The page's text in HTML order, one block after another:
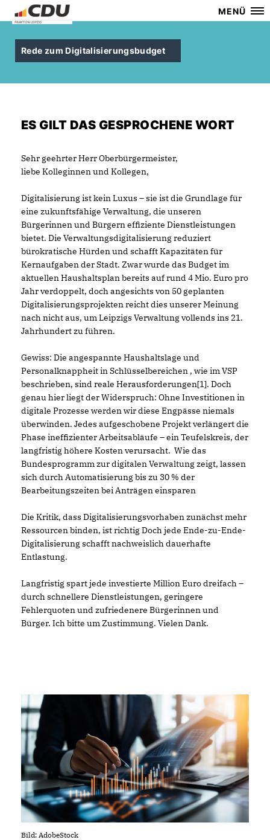
MENÜ
Rede zum Digitalisierungsbudget
ES GILT DAS GESPROCHENE WORT
Sehr geehrter Herr Oberbürgermeister,
liebe Kolleginnen und Kollegen,
Digitalisierung ist kein Luxus – sie ist die Grundlage für
eine zukunftsfähige Verwaltung, die unseren
Bürgerinnen und Bürgern effiziente Dienstleistungen
bietet. Die Verwaltungsdigitalisierung reduziert
bürokratische Hürden und schafft Kapazitäten für
Kernaufgaben der Stadt. Zwar wurde das Budget im
aktuellen Haushaltsplan bereits auf rund 4 Mio. Euro pro
Jahr verdoppelt, doch angesichts von 50 geplanten
Digitalisierungsprojekten reicht dies unserer Meinung
nach nicht aus, um Leipzigs Verwaltung vollends ins 21.
Jahrhundert zu führen.
Gewiss: Die angespannte Haushaltslage und
Personalknappheit in Schlüsselbereichen , wie im VSP
beschrieben, sind reale Herausforderungen[1]. Doch
genau hier liegt der Widerspruch: Ohne Investitionen in
digitale Prozesse werden wir diese Engpässe niemals
überwinden. Jedes aufgeschobene Projekt verlängert die
Phase ineffizienter Arbeitsabläufe – ein Teufelskreis, der
langfristig höhere Kosten verursacht. Wie das
Bundesprogramm zur digitalen Verwaltung zeigt, lassen
sich durch Automatisierung bis zu 30 % der
Bearbeitungszeiten bei Anträgen einsparen
Die Kritik, dass Digitalisierungsvorhaben zunächst mehr
Ressourcen binden, ist richtig Doch jede Ende-zu-Ende-
Digitalisierung schafft nachweislich dauerhafte
Entlastung.
Langfristig spart jede investierte Million Euro dreifach –
durch schnellere Dienstleistungen, geringere
Fehlerquoten und zufriedenere Bürgerinnen und
Bürger. Ich bitte um Zustimmung. Vielen Dank.
Bild: AdobeStock